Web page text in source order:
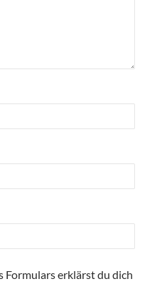
Formulars erklärst du dich